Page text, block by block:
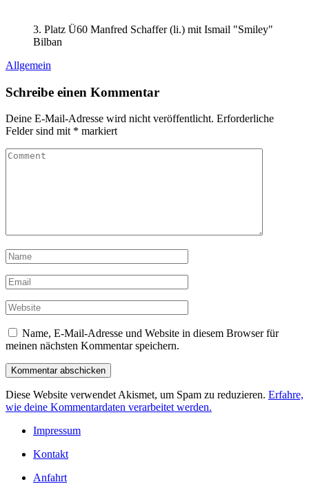
3. Platz Ü60 Manfred Schaffer (li.) mit Ismail "Smiley"
Bilban
Allgemein
Schreibe einen Kommentar
Deine E-Mail-Adresse wird nicht veröffentlicht. Erforderliche
Felder sind mit * markiert
Name, E-Mail-Adresse und Website in diesem Browser für
meinen nächsten Kommentar speichern.
Diese Website verwendet Akismet, um Spam zu reduzieren. Erfahre,
wie deine Kommentardaten verarbeitet werden.
Impressum
Kontakt
Anfahrt